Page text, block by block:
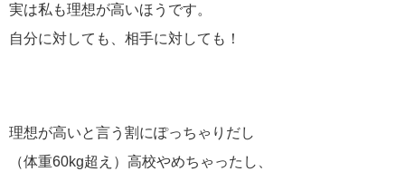
実は私も理想が高いほうです。
自分に対しても、相手に対しても！
理想が高いと言う割にぽっちゃりだし
（体重60kg超え）高校やめちゃったし、